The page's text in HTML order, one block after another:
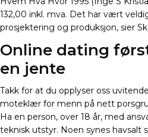
132,00 inkl. mva. Det har vært
prosjektering og produksjon, sier
Online dating
en jente
Takk for at du opplyser oss
moteklær for menn på nett
Ha en person, over 18 år, med
teknisk utstyr. Noen synes havsalt